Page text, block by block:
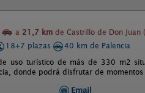
a 21,7 km de Castrillo de Don Juan
18+7 plazas
40 km de Palencia
uso turístico de más de 330 m2
donde podrá disfrutar de
Email